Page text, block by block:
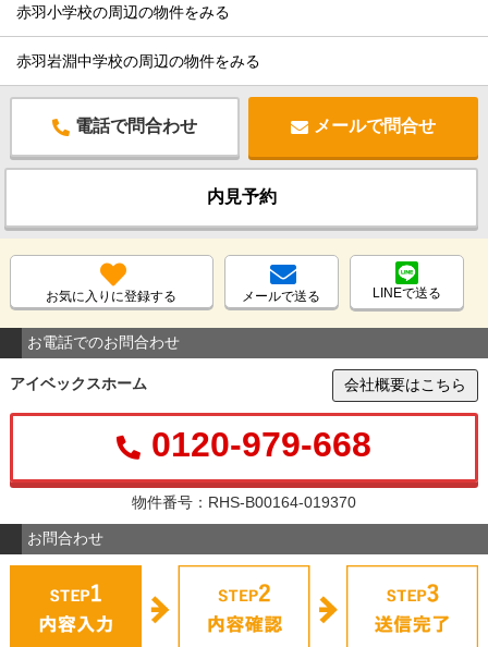
赤羽小学校の周辺の物件をみる
赤羽岩淵中学校の周辺の物件をみる
電話で問合わせ メールで問合せ
内見予約
お気に入りに登録する メールで送る LINEで送る
お電話でのお問合わせ
アイベックスホーム 会社概要はこちら
0120-979-668
物件番号：RHS-B00164-019370
お問合わせ